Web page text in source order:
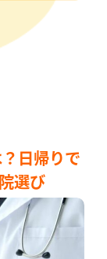
日帰りで
選び